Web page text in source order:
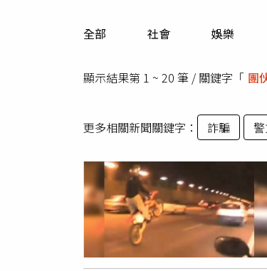
全部 社會 娛樂
顯示結果第 1 ~ 20 筆 / 關鍵字「 團
更多相關新聞關鍵字： 詐騙